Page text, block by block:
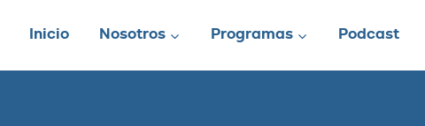
Inicio Nosotros Programas Podcast